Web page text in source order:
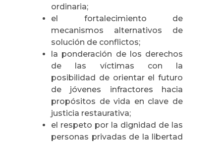
ordinaria;
el fortalecimiento de
mecanismos alternativos de
solución de conflictos;
la ponderación de los derechos
de las víctimas con la
posibilidad de orientar el futuro
de jóvenes infractores hacia
propósitos de vida en clave de
justicia restaurativa;
el respeto por la dignidad de las
personas privadas de la libertad